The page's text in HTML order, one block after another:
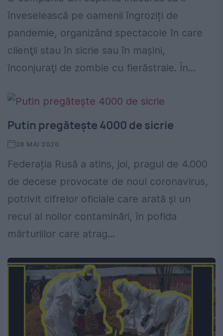
înveselească pe oamenii îngroziți de
pandemie, organizând spectacole în care
clienţii stau în sicrie sau în mașini,
înconjuraţi de zombie cu fierăstraie. În...
Putin pregătește 4000 de sicrie
28 MAI 2020
Federația Rusă a atins, joi, pragul de 4.000
de decese provocate de noul coronavirus,
potrivit cifrelor oficiale care arată şi un
recul al noilor contaminări, în pofida
mărturiilor care atrag...